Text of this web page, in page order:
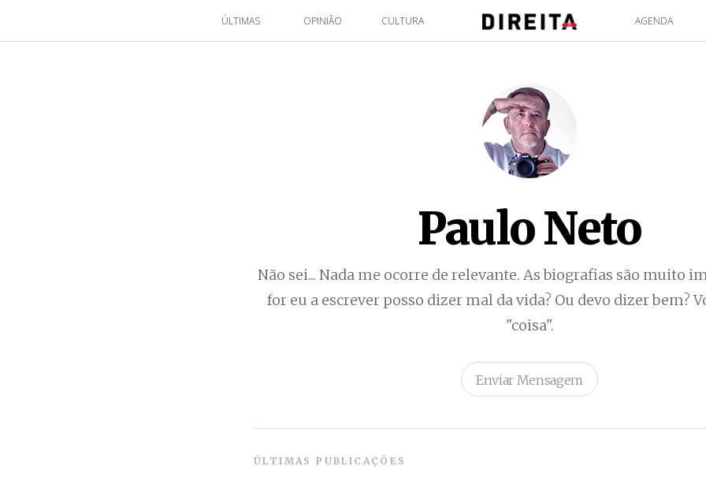
ÚLTIMAS OPINIÃO CULTURA AGENDA
Paulo Neto
Não sei... Nada me ocorre de relevante. As biografias são muito
for eu a escrever posso dizer mal da vida? Ou devo dizer bem?
"coisa".
Enviar Mensagem
ÚLTIMAS PUBLICAÇÕES